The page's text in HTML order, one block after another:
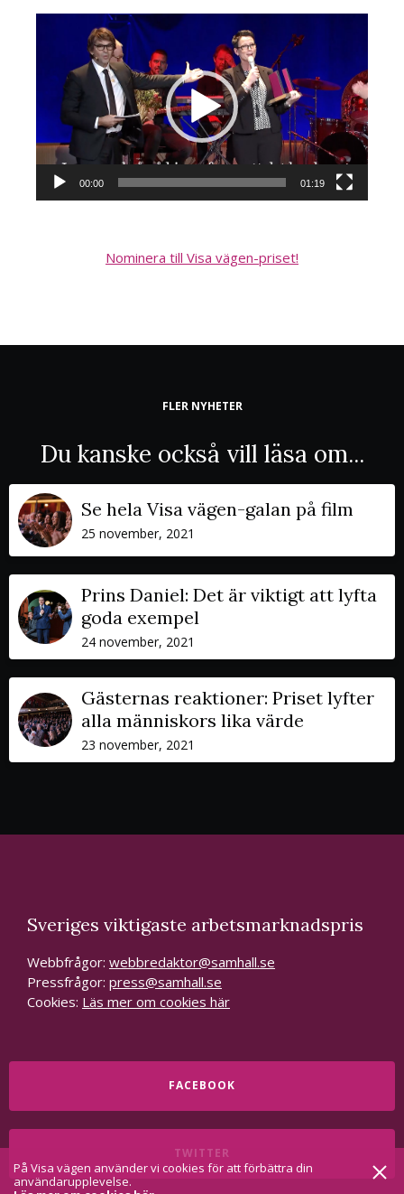
Videospelare
00:00 01:19
Nominera till Visa vägen-priset!
FLER NYHETER
Du kanske också vill läsa om...
Se hela Visa vägen-galan på film
25 november, 2021
Prins Daniel: Det är viktigt att lyfta
goda exempel
24 november, 2021
Gästernas reaktioner: Priset lyfter
alla människors lika värde
23 november, 2021
Sveriges viktigaste arbetsmarknadspris
Webbfrågor: webbredaktor@samhall.se
Pressfrågor: press@samhall.se
Cookies: Läs mer om cookies här
FACEBOOK
TWITTER
På Visa vägen använder vi cookies för att förbättra din
användarupplevelse.